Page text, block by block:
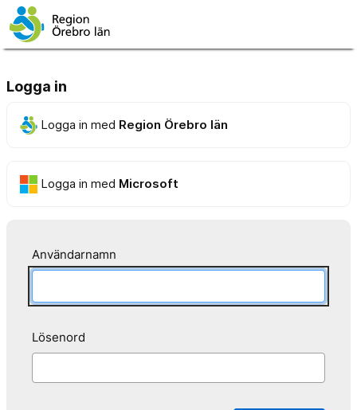
Logga in
Logga in med Region Örebro län
Logga in med Microsoft
Användarnamn
Lösenord